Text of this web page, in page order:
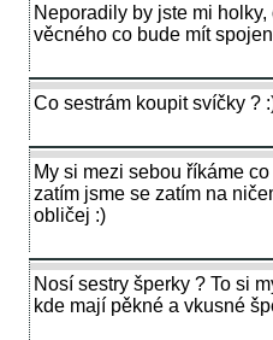
Neporadily by jste mi
věcného co bude mít
Co sestrám koupit svíčky ?
My si mezi sebou říkáme
zatím jsme se zatím na
obličej :)
Nosí sestry šperky ? To si
kde mají pěkné a vkusné